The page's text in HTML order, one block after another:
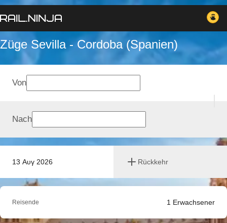
Züge Sevilla - Cordoba (Spanien)
13 Αυγ 2026 Rückkehr
Von
Nach
Reisende 1 Erwachsener